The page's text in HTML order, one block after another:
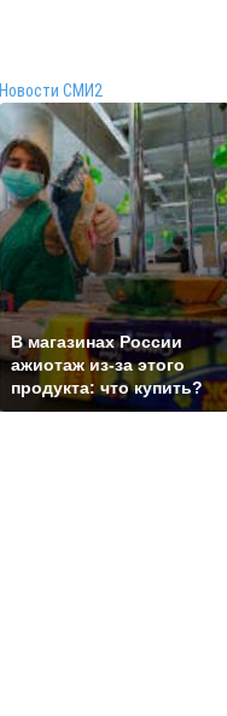
Новости СМИ2
В магазинах России
ажиотаж из-за этого
продукта: что купить?